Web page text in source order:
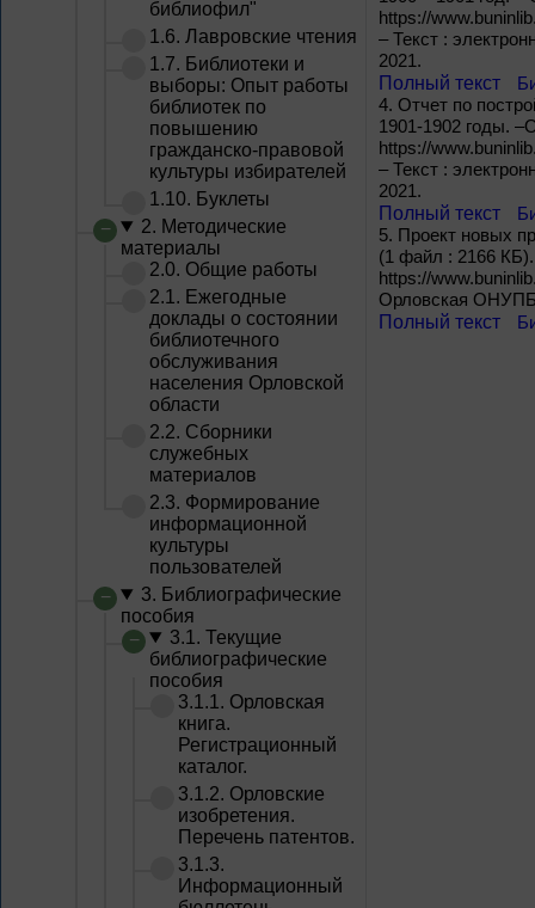
библиофил"
1.6. Лавровские чтения
1.7. Библиотеки и
выборы: Опыт работы
библиотек по
повышению
гражданско-правовой
культуры избирателей
1.10. Буклеты
2. Методические
материалы
2.0. Общие работы
2.1. Ежегодные
доклады о состоянии
библиотечного
обслуживания
населения Орловской
области
2.2. Сборники
служебных
материалов
2.3. Формирование
информационной
культуры
пользователей
3. Библиографические
пособия
3.1. Текущие
библиографические
пособия
3.1.1. Орловская
книга.
Регистрационный
каталог.
3.1.2. Орловские
изобретения.
Перечень патентов.
3.1.3.
Информационный
https://
– Текст :
2021.
Полный текст
4. Отчет по
1901-1902 годы.
https://
– Текст :
2021.
Полный текст
5. Проект новых
(1 файл : 2166
https://
Орловская
Полный текст